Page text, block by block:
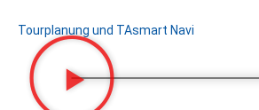
Tourplanung und TAsmart Navi